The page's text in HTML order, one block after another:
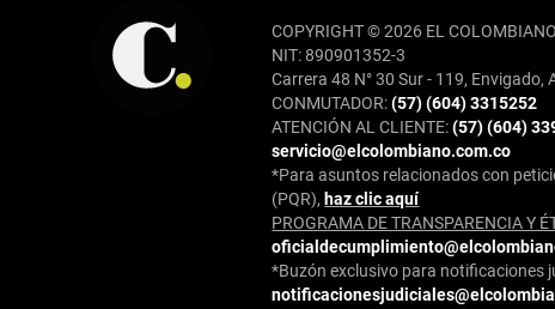
COPYRIGHT © 2026 EL
NIT: 890901352-3
Carrera 48 N° 30 Sur - 119, Envigado,
CONMUTADOR:(57) (604) 3315252
ATENCIÓN AL CLIENTE:(57) (604)
servicio@elcolombiano.com.co
*Para asuntos relacionados con
(PQR), haz clic aquí
PROGRAMA DE TRANSPARENCIA Y
*Buzón exclusivo para notificaciones